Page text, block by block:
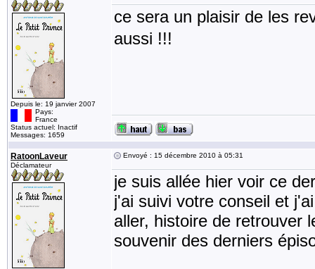
Depuis le: 19 janvier 2007
Pays:
France
Status actuel: Inactif
Messages: 1659
ce sera un plaisir de les
aussi !!!
RatoonLaveur
Déclamateur
Envoyé : 15 décembre 2010 à 05:31
je suis allée hier voir ce
j'ai suivi votre conseil et
aller, histoire de retrouver
souvenir des derniers